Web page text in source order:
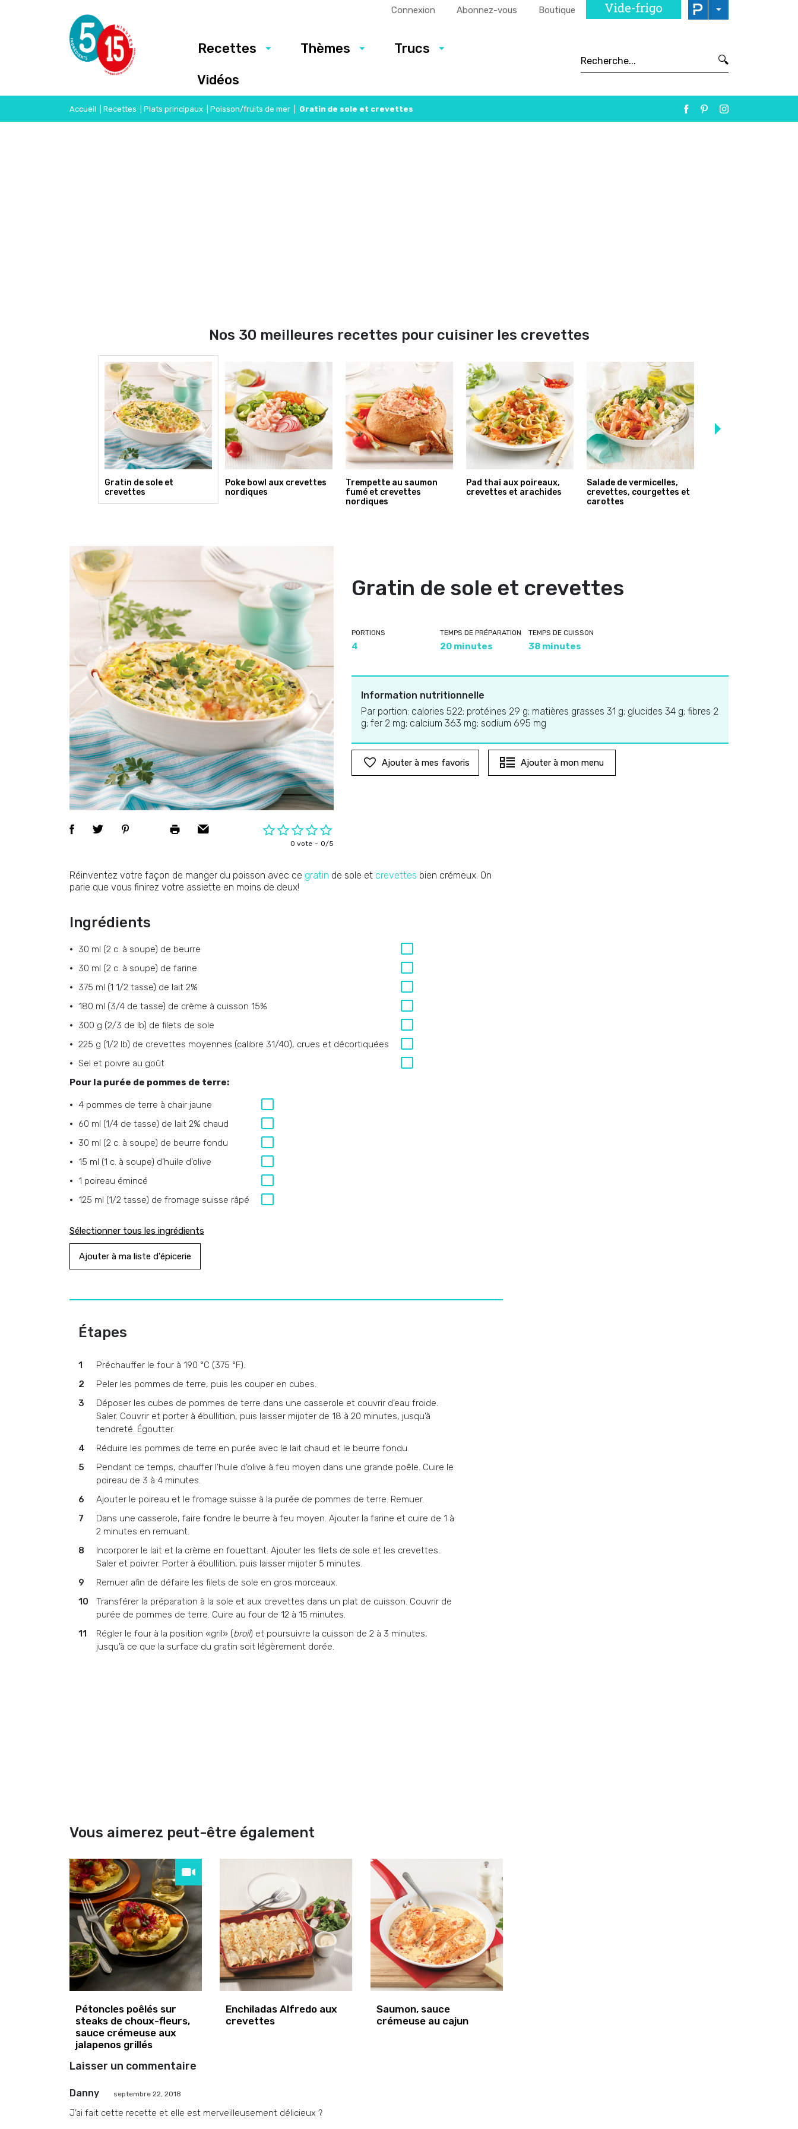
Connexion Abonnez-vous Boutique
Recettes Thèmes
Trucs
Vidéos
🔍
Accueil Recettes Plats principaux Poisson/fruits de mer Gratin de sole et crevettes
Nos 30 meilleures recettes pour cuisiner les crevettes
Gratin de sole et
crevettes
Poke bowl aux crevettes
nordiques
Trempette au saumon
fumé et crevettes
nordiques
Pad thaï aux poireaux,
crevettes et arachides
Salade de vermicelles,
crevettes, courgettes et
carottes
0 vote 0/5
Gratin de sole et crevettes
PORTIONS
4
TEMPS DE PRÉPARATION
20 minutes
TEMPS DE CUISSON
38 minutes
Information nutritionnelle
Par portion: calories 522; protéines 29 g; matières grasses 31 g; glucides 34 g; fibres 2
g; fer 2 mg; calcium 363 mg; sodium 695 mg
Ajouter à mes favoris Ajouter à mon menu
Réinventez votre façon de manger du poisson avec ce gratin de sole et crevettes bien crémeux. On
parie que vous finirez votre assiette en moins de deux!
Ingrédients
30 ml (2 c. à soupe) de beurre
30 ml (2 c. à soupe) de farine
375 ml (1 1/2 tasse) de lait 2%
180 ml (3/4 de tasse) de crème à cuisson 15%
300 g (2/3 de lb) de filets de sole
225 g (1/2 lb) de crevettes moyennes (calibre 31/40), crues et décortiquées
Sel et poivre au goût
Pour la purée de pommes de terre:
4 pommes de terre à chair jaune
60 ml (1/4 de tasse) de lait 2% chaud
30 ml (2 c. à soupe) de beurre fondu
15 ml (1 c. à soupe) d’huile d’olive
1 poireau émincé
125 ml (1/2 tasse) de fromage suisse râpé
Sélectionner tous les ingrédients
Ajouter à ma liste d'épicerie
Étapes
Préchauffer le four à 190 °C (375 °F).
Peler les pommes de terre, puis les couper en cubes.
Déposer les cubes de pommes de terre dans une casserole et couvrir d’eau froide.
Saler. Couvrir et porter à ébullition, puis laisser mijoter de 18 à 20 minutes, jusqu’à
tendreté. Égoutter.
Réduire les pommes de terre en purée avec le lait chaud et le beurre fondu.
Pendant ce temps, chauffer l’huile d’olive à feu moyen dans une grande poêle. Cuire le
poireau de 3 à 4 minutes.
Ajouter le poireau et le fromage suisse à la purée de pommes de terre. Remuer.
Dans une casserole, faire fondre le beurre à feu moyen. Ajouter la farine et cuire de 1 à
2 minutes en remuant.
Incorporer le lait et la crème en fouettant. Ajouter les filets de sole et les crevettes.
Saler et poivrer. Porter à ébullition, puis laisser mijoter 5 minutes.
Remuer afin de défaire les filets de sole en gros morceaux.
Transférer la préparation à la sole et aux crevettes dans un plat de cuisson. Couvrir de
purée de pommes de terre. Cuire au four de 12 à 15 minutes.
Régler le four à la position «gril» (broil) et poursuivre la cuisson de 2 à 3 minutes,
jusqu’à ce que la surface du gratin soit légèrement dorée.
Vous aimerez peut-être également
Pétoncles poêlés sur
steaks de choux-fleurs,
sauce crémeuse aux
jalapenos grillés
Enchiladas Alfredo aux
crevettes
Saumon, sauce
crémeuse au cajun
Laisser un commentaire
Danny septembre 22, 2018
J’ai fait cette recette et elle est merveilleusement délicieux ?